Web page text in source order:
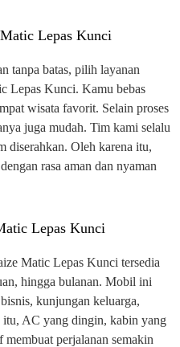
Lepas Kunci
tanpa batas, pilih layanan
Lepas Kunci. Kamu bebas
wisata favorit. Selain proses
juga mudah. Tim kami selalu
diserahkan. Oleh karena itu,
rasa aman dan nyaman
Lepas Kunci
Matic Lepas Kunci tersedia
hingga bulanan. Mobil ini
kunjungan keluarga,
AC yang dingin, kabin yang
membuat perjalanan semakin